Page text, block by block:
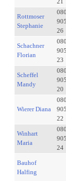
Rottmoser
Stephanie
26
Schachner
Florian
23
Scheffel
Mandy
20
Wierer Diana
22
Winhart
Maria
24
Bauhof
Halfing